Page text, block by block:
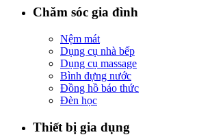
Chăm sóc gia đình
Nệm mát
Dụng cụ nhà bếp
Dụng cụ massage
Bình đựng nước
Đồng hồ báo thức
Đèn học
Thiết bị gia dụng